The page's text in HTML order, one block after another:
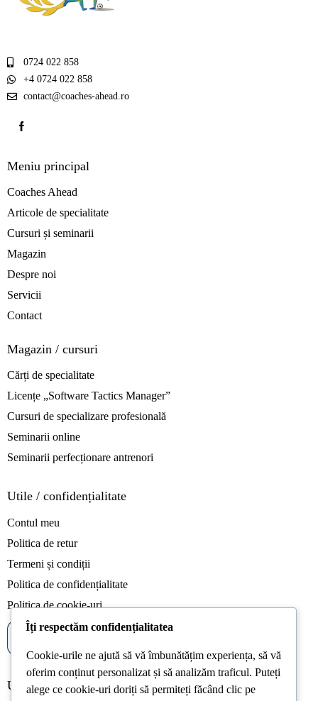
0724 022 858
+4 0724 022 858
contact@coaches-ahead.ro
Meniu principal
Coaches Ahead
Articole de specialitate
Cursuri și seminarii
Magazin
Despre noi
Servicii
Contact
Magazin / cursuri
Cărți de specialitate
Licențe „Software Tactics Manager”
Cursuri de specializare profesională
Seminarii online
Seminarii perfecționare antrenori
Utile / confidențialitate
Contul meu
Politica de retur
Termeni și condiții
Politica de confidențialitate
Politica de cookie-uri
Ultimele articole
Îți respectăm confidențialitatea
Cookie-urile ne ajută să vă îmbunătățim experiența, să vă
oferim conținut personalizat și să analizăm traficul. Puteți
alege ce cookie-uri doriți să permiteți făcând clic pe